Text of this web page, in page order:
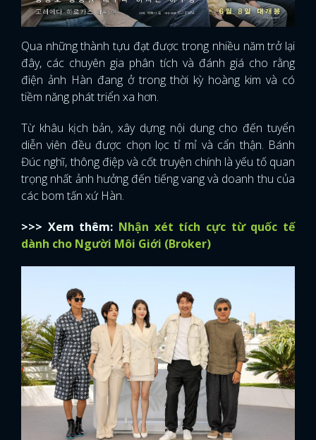
Qua những thành tựu đạt được trong nhiều năm trở lại
đây, các chuyên gia phân tích và đánh giá cho rằng
điện ảnh Hàn đang ở trong thời kỳ hoàng kim và có
tiềm năng phát triển xa hơn.
Từ khâu kịch bản, xây dựng nội dung cho đến tuyển
diễn viên đều được chọn lọc tỉ mỉ và cẩn thận. Bánh
Đúc nghĩ, thông điệp và cốt truyện chính là yếu tố quan
trọng nhất ảnh hưởng đến tiếng vang và doanh thu của
các bom tấn xứ Hàn.
>>> Xem thêm: Nhận xét tích cực từ quốc tế
dành cho Người Môi Giới (Broker)